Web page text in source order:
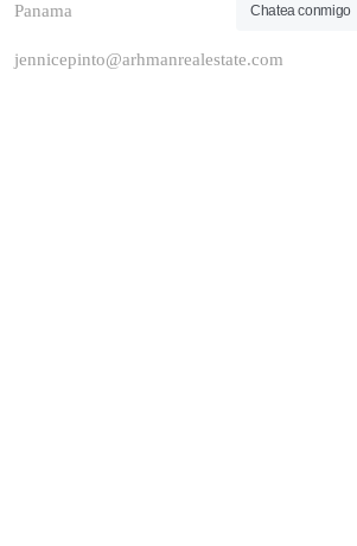
Panama
jennicepinto@arhmanrealestate.com
Chatea conmigo